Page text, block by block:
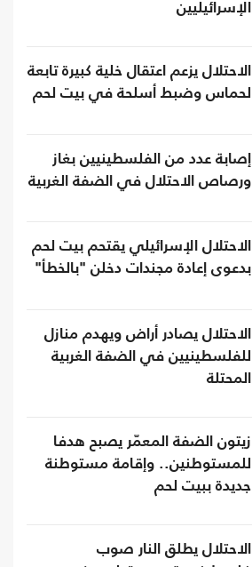
الإسرائيليين
الاحتلال يزعم اعتقال خلية كبيرة تابعة
لحماس وضبط أسلحة في بيت لحم
إصابة عدد من الفلسطينيين بغاز
ورصاص الاحتلال في الضفة الغربية
الاحتلال الإسرائيلي يقتحم بيت لحم
بدعوى إعادة مجندات دخلن "بالخطأ"
الاحتلال يصادر أراض ويهدم منازل
للفلسطينيين في الضفة الغربية
المحتلة
زيتون الضفة المعمّر يصبح هدفا
للمستوطنين.. وإقامة مستوطنة
جديدة ببيت لحم
الاحتلال يطلق النار صوب